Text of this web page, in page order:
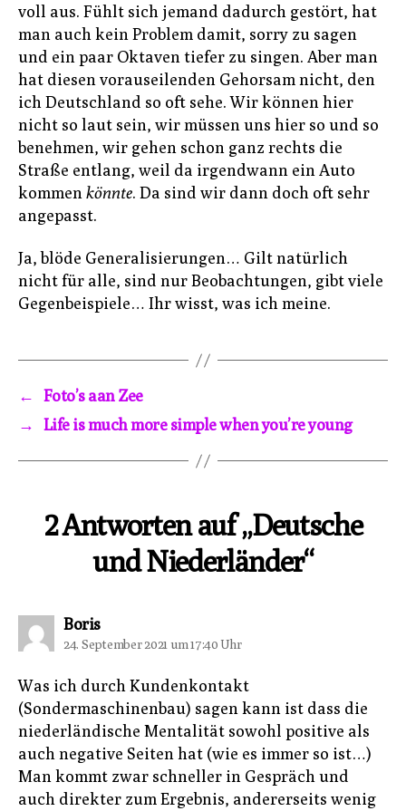
voll aus. Fühlt sich jemand dadurch gestört, hat
man auch kein Problem damit, sorry zu sagen
und ein paar Oktaven tiefer zu singen. Aber man
hat diesen vorauseilenden Gehorsam nicht, den
ich Deutschland so oft sehe. Wir können hier
nicht so laut sein, wir müssen uns hier so und so
benehmen, wir gehen schon ganz rechts die
Straße entlang, weil da irgendwann ein Auto
kommen könnte. Da sind wir dann doch oft sehr
angepasst.
Ja, blöde Generalisierungen… Gilt natürlich
nicht für alle, sind nur Beobachtungen, gibt viele
Gegenbeispiele… Ihr wisst, was ich meine.
←
Foto’s aan Zee
→
Life is much more simple when you’re young
2 Antworten auf „Deutsche
und Niederländer“
Borissagt:
24. September 2021 um 17:40 Uhr
Was ich durch Kundenkontakt
(Sondermaschinenbau) sagen kann ist dass die
niederländische Mentalität sowohl positive als
auch negative Seiten hat (wie es immer so ist…)
Man kommt zwar schneller in Gespräch und
auch direkter zum Ergebnis, andererseits wenig